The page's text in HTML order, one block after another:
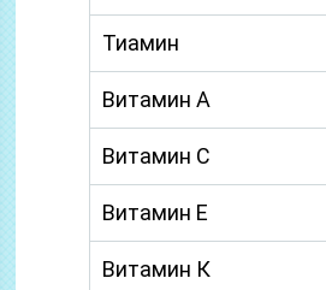
Тиамин
Витамин А
Витамин С
Витамин Е
Витамин К